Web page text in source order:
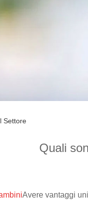
Settore
Quali
Avere vantaggi